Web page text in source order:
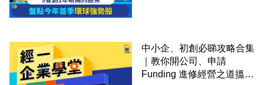
中小企、初創必睇攻略合集
｜教你開公司、申請
Funding 進修經營之道搵大